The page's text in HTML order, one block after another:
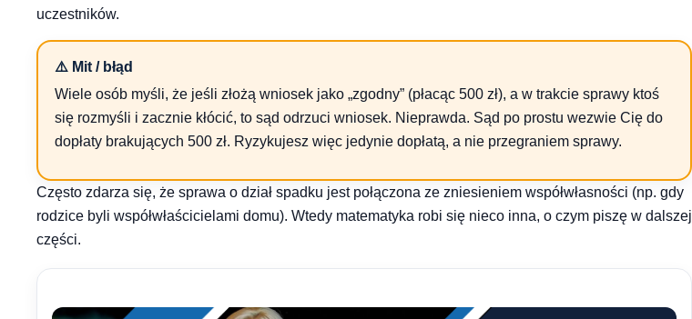
uczestników.
⚠️ Mit / błąd
Wiele osób myśli, że jeśli złożą wniosek jako „zgodny” (płacąc 500 zł), a w trakcie sprawy ktoś
się rozmyśli i zacznie kłócić, to sąd odrzuci wniosek. Nieprawda. Sąd po prostu wezwie Cię do
dopłaty brakujących 500 zł. Ryzykujesz więc jedynie dopłatą, a nie przegraniem sprawy.
Często zdarza się, że sprawa o dział spadku jest połączona ze zniesieniem współwłasności (np. gdy
rodzice byli współwłaścicielami domu). Wtedy matematyka robi się nieco inna, o czym piszę w dalszej
części.